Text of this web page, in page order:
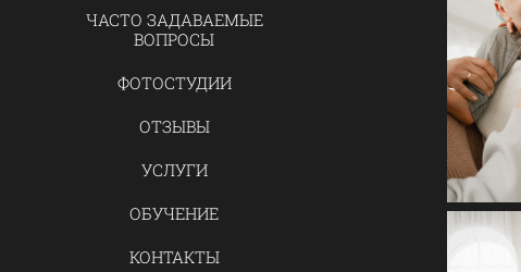
ЧАСТО ЗАДАВАЕМЫЕ
ВОПРОСЫ
ФОТОСТУДИИ
ОТЗЫВЫ
УСЛУГИ
ОБУЧЕНИЕ
КОНТАКТЫ